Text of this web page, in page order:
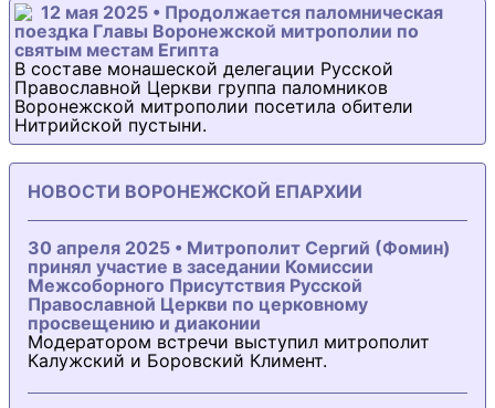
12 мая 2025 • Продолжается паломническая
поездка Главы Воронежской митрополии по
святым местам Египта
В составе монашеской делегации Русской
Православной Церкви группа паломников
Воронежской митрополии посетила обители
Нитрийской пустыни.
НОВОСТИ ВОРОНЕЖСКОЙ ЕПАРХИИ
30 апреля 2025 • Митрополит Сергий (Фомин)
принял участие в заседании Комиссии
Межсоборного Присутствия Русской
Православной Церкви по церковному
просвещению и диаконии
Модератором встречи выступил митрополит
Калужский и Боровский Климент.